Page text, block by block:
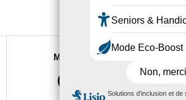
à plusieurs mètres près
Marketing